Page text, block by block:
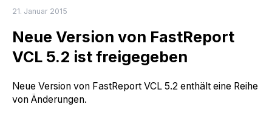
21. Januar 2015
Neue Version von FastReport
VCL 5.2 ist freigegeben
Neue Version von FastReport VCL 5.2 enthält eine Reihe
von Änderungen.